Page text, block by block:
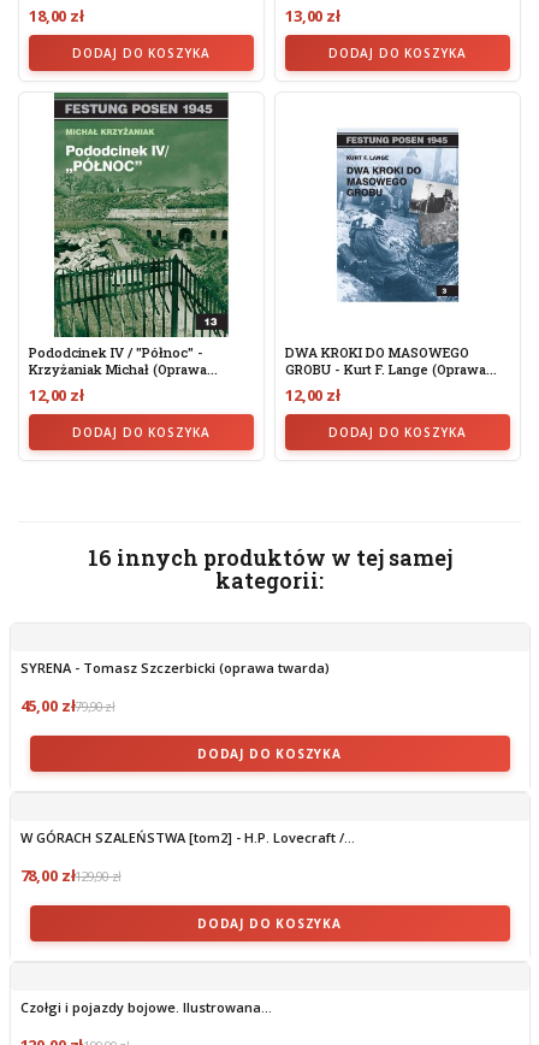
18,00 zł
DODAJ DO KOSZYKA
13,00 zł
DODAJ DO KOSZYKA
Pododcinek IV / "Północ" -
Krzyżaniak Michał (oprawa...
12,00 zł
DODAJ DO KOSZYKA
DWA KROKI DO MASOWEGO
GROBU - Kurt F. Lange (oprawa...
12,00 zł
DODAJ DO KOSZYKA
16 innych produktów w tej samej
kategorii:
SYRENA - Tomasz Szczerbicki (oprawa twarda)
45,00 zł79,90 zł
DODAJ DO KOSZYKA
W GÓRACH SZALEŃSTWA [tom2] - H.P. Lovecraft /...
78,00 zł129,90 zł
DODAJ DO KOSZYKA
Czołgi i pojazdy bojowe. Ilustrowana...